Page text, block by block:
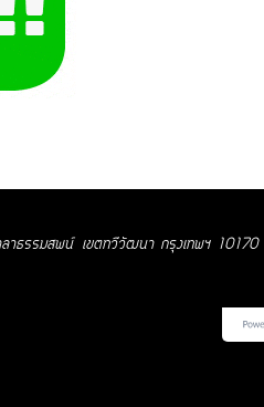
าธรรมสพน์ เขตทวีวัฒนา กรุงเทพฯ 10170